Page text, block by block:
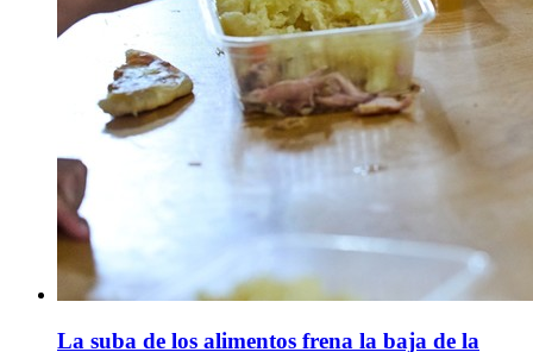
La suba de los alimentos frena la baja de la